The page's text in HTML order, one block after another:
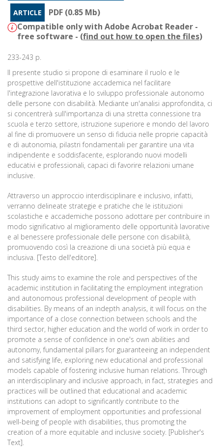
ARTICLE
PDF (0.85 Mb)
Compatible only with Adobe Acrobat Reader -
free software - (find out how to open the files)
233-243 p.
Il presente studio si propone di esaminare il ruolo e le
prospettive dell'istituzione accademica nel facilitare
l'integrazione lavorativa e lo sviluppo professionale autonomo
delle persone con disabilità. Mediante un'analisi approfondita, ci
si concentrerà sull'importanza di una stretta connessione tra
scuola e terzo settore, istruzione superiore e mondo del lavoro
al fine di promuovere un senso di fiducia nelle proprie capacità
e di autonomia, pilastri fondamentali per garantire una vita
indipendente e soddisfacente, esplorando nuovi modelli
educativi e professionali, capaci di favorire relazioni umane
inclusive.
Attraverso un approccio interdisciplinare e inclusivo, infatti,
verranno delineate strategie e pratiche che le istituzioni
scolastiche e accademiche possono adottare per contribuire in
modo significativo al miglioramento delle opportunità lavorative
e al benessere professionale delle persone con disabilità,
promuovendo così la creazione di una società più equa e
inclusiva. [Testo dell'editore].
This study aims to examine the role and perspectives of the
academic institution in facilitating the employment integration
and autonomous professional development of people with
disabilities. By means of an indepth analysis, it will focus on the
importance of a close connection between schools and the
third sector, higher education and the world of work in order to
promote a sense of confidence in one's own abilities and
autonomy, fundamental pillars for guaranteeing an independent
and satisfying life, exploring new educational and professional
models capable of fostering inclusive human relations. Through
an interdisciplinary and inclusive approach, in fact, strategies and
practices will be outlined that educational and academic
institutions can adopt to significantly contribute to the
improvement of employment opportunities and professional
well-being of people with disabilities, thus promoting the
creation of a more equitable and inclusive society. [Publisher's
Text].